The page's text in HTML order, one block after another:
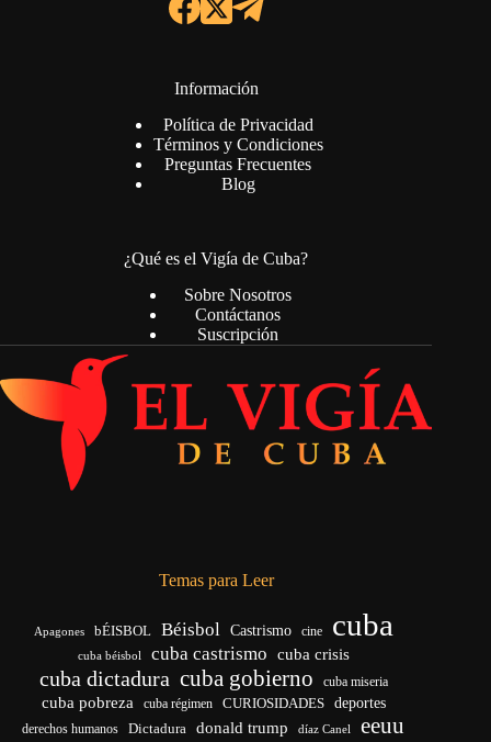
Información
Política de Privacidad
Términos y Condiciones
Preguntas Frecuentes
Blog
¿Qué es el Vigía de Cuba?
Sobre Nosotros
Contáctanos
Suscripción
Temas para Leer
Apagones bÉISBOL Béisbol Castrismo cine cuba
cuba béisbol cuba castrismo cuba crisis
cuba dictadura cuba gobierno cuba miseria
cuba pobreza cuba régimen CURIOSIDADES deportes
derechos humanos Dictadura donald trump díaz Canel eeuu